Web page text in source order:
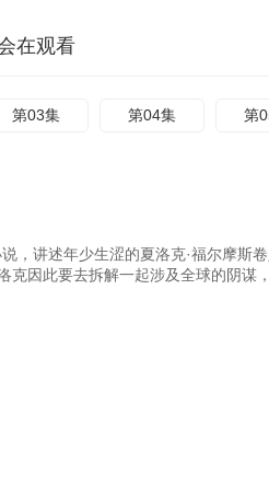
在观看
第03集 第04集 第
，讲述年少生涩的夏洛克·福尔摩斯
因此要去拆解一起涉及全球的阴谋